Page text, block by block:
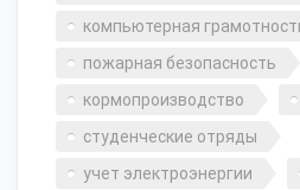
компьютерная
пожарная безопасность
кормопроизводство
студенческие отряды
учет электроэнергии